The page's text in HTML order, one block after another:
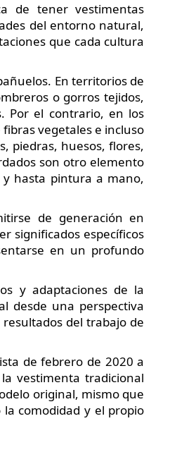
de tener vestimentas
del entorno natural,
que cada cultura
En territorios de
o gorros tejidos,
Por el contrario, en los
vegetales e incluso
piedras, huesos, flores,
son otro elemento
hasta pintura a mano,
de generación en
significados específicos
en un profundo
y adaptaciones de la
desde una perspectiva
del trabajo de
de febrero de 2020 a
vestimenta tradicional
original, mismo que
comodidad y el propio